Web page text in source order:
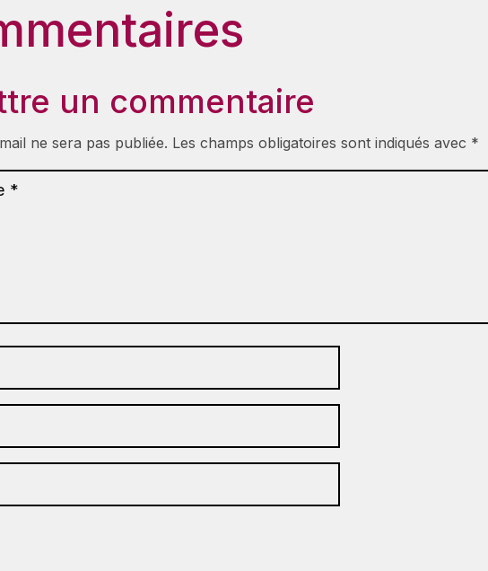
un commentaire
ne sera pas publiée. Les champs obligatoires sont indiqués avec *